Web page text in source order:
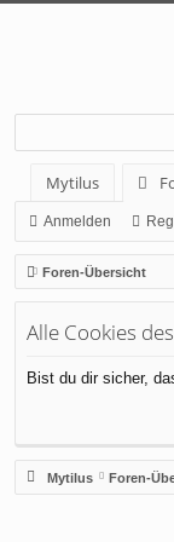
Mytilus
Anmelden
Foren-Übersicht
Alle Cookies
Bist du dir sicher,
Mytilus Foren-